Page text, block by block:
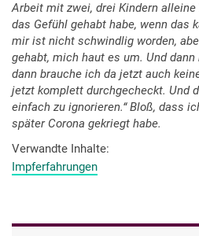
Arbeit mit zwei, drei Kindern
das Gefühl gehabt habe, wenn das
mir ist nicht schwindlig worden,
gehabt, mich haut es um. Und dann
dann brauche ich da jetzt auch
jetzt komplett durchgecheckt. Und
einfach zu ignorieren.“ Bloß, dass
später Corona gekriegt habe.
Verwandte Inhalte
Impferfahrungen